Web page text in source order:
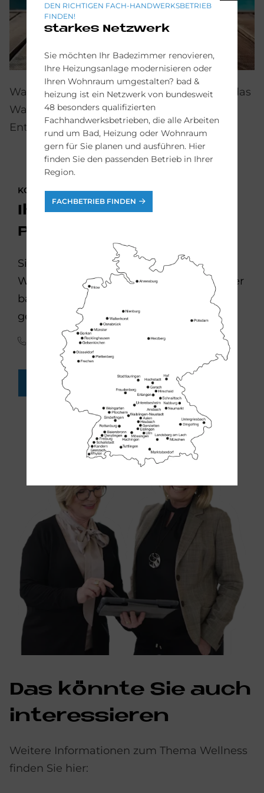
Wasser sparen: Gute Filteranlagen halten das
Wasser sauber und vermeiden häufiges
Entleeren des Pools.
KONTAKTIEREN SIE UNS
Ihr Weg zum eigenen
Pool
Sie wünschen sich Ihren privaten
Wellness-Pool? Die Wellness-Experten der
bad & heizung Fachbetriebe helfen Ihnen
gern weiter:
(0341) 30 85 45 65
FACH-HANDWERKER FINDEN
Das könnte Sie auch
interessieren
Weitere Informationen zum Thema Wellness
finden Sie hier:
DEN RICHTIGEN FACH-HANDWERKSBETRIEB
FINDEN!
starkes Netzwerk
Sie möchten Ihr Badezimmer renovieren,
Ihre Heizungsanlage modernisieren oder
Ihren Wohnraum umgestalten? bad &
heizung ist ein Netzwerk von bundesweit
48 besonders qualifizierten
Fachhandwerksbetrieben, die alle Arbeiten
rund um Bad, Heizung oder Wohnraum
gern für Sie planen und ausführen. Hier
finden Sie den passenden Betrieb in Ihrer
Region.
FACHBETRIEB FINDEN